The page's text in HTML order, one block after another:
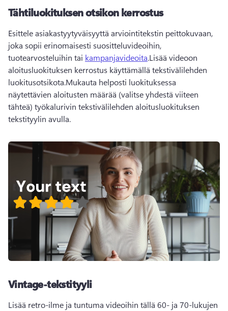
Tähtiluokituksen otsikon kerrostus
Esittele asiakastyytyväisyyttä arviointitekstin peittokuvaan,
joka sopii erinomaisesti suositteluvideoihin,
tuotearvosteluihin tai kampanjavideoita.Lisää videoon
aloitusluokituksen kerrostus käyttämällä tekstivälilehden
luokitusotsikota.Mukauta helposti luokituksessa
näytettävien aloitusten määrää (valitse yhdestä viiteen
tähteä) työkalurivin tekstivälilehden aloitusluokituksen
tekstityylin avulla.
Vintage-tekstityyli
Lisää retro-ilme ja tuntuma videoihin tällä 60- ja 70-lukujen